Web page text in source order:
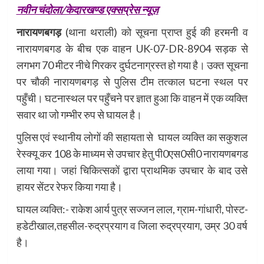
नवीन चंदोला/केदारखण्ड एक्सप्रेस न्यूज़
नारायणबगड़(थाना थराली) को सूचना प्राप्त हुई की हरमनी व
नारायणबगड के बीच एक वाहन UK-07-DR-8904 सड़क से
लगभग 70 मीटर नीचे गिरकर दुर्घटनाग्रस्त हो गया है। उक्त सूचना
पर चौकी नारायणबगड़ से पुलिस टीम तत्काल घटना स्थल पर
पहुँची। घटनास्थल पर पहुँचने पर ज्ञात हुआ कि वाहन में एक व्यक्ति
सवार था जो गम्भीर रुप से घायल है।
पुलिस एवं स्थानीय लोगों की सहायता से घायल व्यक्ति का सकुशल
रेस्क्यू कर 108 के माध्यम से उपचार हेतु पी0एस0सी0 नारायणबगड
लाया गया। जहां चिकित्सकों द्वारा प्राथमिक उपचार के बाद उसे
हायर सेंटर रेफर किया गया है।
घायल व्यक्ति:- राकेश आर्य पुत्र सज्जन लाल, ग्राम-गांधारी, पोस्ट-
हडेटीखाल,तहसील-रुद्रप्रयाग व जिला रुद्रप्रयाग, उम्र 30 वर्ष
है।